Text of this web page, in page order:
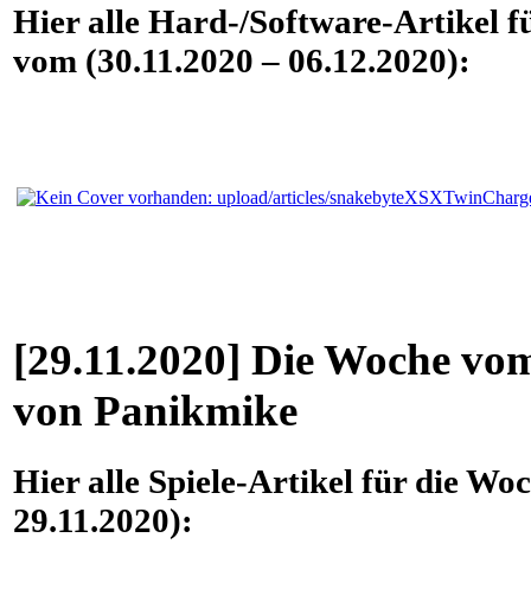
Hier alle Hard-/Software-Artikel
vom (30.11.2020 – 06.12.2020):
[29.11.2020] Die Woche
von Panikmike
Hier alle Spiele-Artikel für die
29.11.2020):